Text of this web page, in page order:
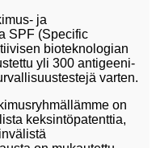
ja
SPF (Specific
bioteknologian
yli 300 antigeeni-
varten.
on
keksintöpatenttia,